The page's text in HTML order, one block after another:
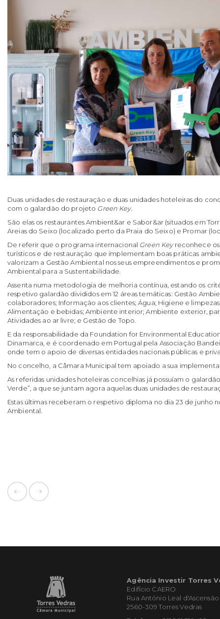
Duas unidades de restauração e duas unidades hoteleiras do
com o galardão do projeto Green Key.
São elas os restaurantes Ambient&ar e Sabor&ar (situados em
Areias do Seixo (localizado perto da Praia do Seixo) e Promar
De referir que o programa internacional Green Keyreconhece
turísticos e de restauração que implementam boas práticas
valorizam a Gestão Ambiental nos seus empreendimentos e
Ambiental para a Sustentabilidade.
Assenta numa metodologia de melhoria contínua, estando os
respetivo galardão divididos em 12 áreas temáticas: Gestão
colaboradores; Informação aos clientes; Água; Higiene e
Alimentação e bebidas; Ambiente interior; Ambiente exterior,
Atividades ao ar livre; e Gestão de Topo.
E da responsabilidade da Foundation for Environmental Education
Dinamarca, e é coordenado em Portugal pela Associação
onde tem o apoio de diversas entidades nacionais públicas e
No concelho, a Câmara Municipal tem apoiado a sua
As referidas unidades hoteleiras concelhias já possuíam o
Verde”, a que se juntam agora aquelas duas unidades de
Estas últimas receberam o respetivo diploma no dia 23 de junho
Ambiental.
Agência Investir Torres
Edifício CAERO
Rua António Leal d'Ascensão
2560-309 Torres Vedras